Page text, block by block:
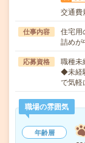
交通費
仕事内容
住宅用
詰めが
応募資格
職種未
◆未経
で気
職場の雰囲気
年齢層